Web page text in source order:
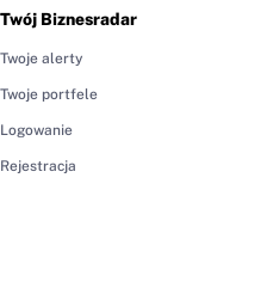
Twój Biznesradar
Twoje alerty
Twoje portfele
Logowanie
Rejestracja